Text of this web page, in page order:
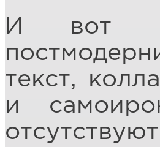
И вот
текст,
и